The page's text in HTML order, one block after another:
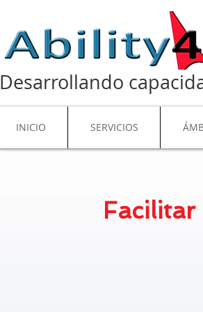
Desarrollando
INICIO SERVICIOS
Facilitar